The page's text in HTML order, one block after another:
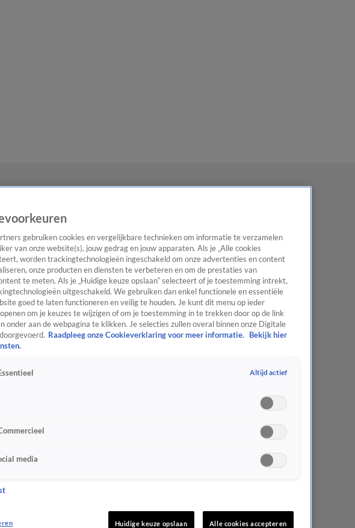
gebruiken cookies en vergelijkbare technieken om informatie te verzamelen
van onze website(s), jouw gedrag en jouw apparaten. Als je „Alle cookies
worden trackingtechnologieën ingeschakeld om onze advertenties en content
onze producten en diensten te verbeteren en om de prestaties van
te meten. Als je „Huidige keuze opslaan” selecteert of je toestemming intrekt,
uitgeschakeld. We gebruiken dan enkel functionele en essentiële
goed te laten functioneren en veilig te houden. Je kunt dit menu op ieder
om je keuzes te wijzigen of om je toestemming in te trekken door op de link
onder aan de webpagina te klikken. Je selecties zullen overal binnen onze Digitale
Raadpleeg onze Cookieverklaring voor meer informatie.
Bekijk hier
Altijd actief
media
Huidige keuze opslaan Alle cookies accepteren